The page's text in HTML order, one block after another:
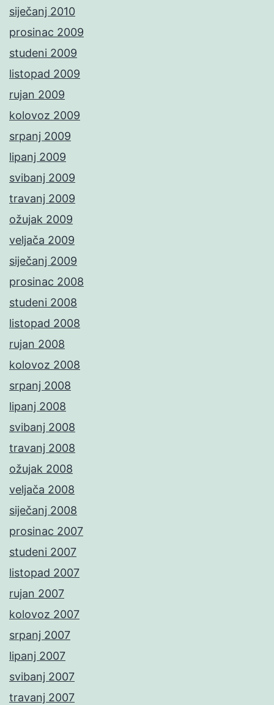
siječanj 2010
prosinac 2009
studeni 2009
listopad 2009
rujan 2009
kolovoz 2009
srpanj 2009
lipanj 2009
svibanj 2009
travanj 2009
ožujak 2009
veljača 2009
siječanj 2009
prosinac 2008
studeni 2008
listopad 2008
rujan 2008
kolovoz 2008
srpanj 2008
lipanj 2008
svibanj 2008
travanj 2008
ožujak 2008
veljača 2008
siječanj 2008
prosinac 2007
studeni 2007
listopad 2007
rujan 2007
kolovoz 2007
srpanj 2007
lipanj 2007
svibanj 2007
travanj 2007